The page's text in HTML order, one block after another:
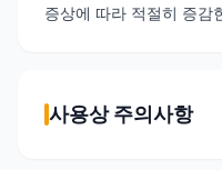
증상에 따라 적절히 증감
사용상 주의사항